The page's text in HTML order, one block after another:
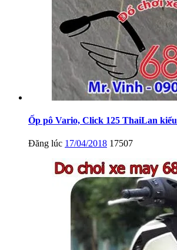
Ốp pô Vario, Click 125 ThaiLan
Đăng lúc 17/04/2018 17507